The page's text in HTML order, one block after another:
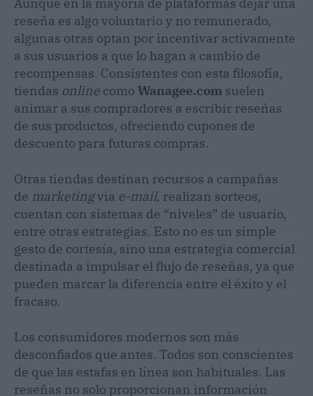
reseña es algo voluntario y no remunerado,
algunas otras optan por incentivar activamente
a sus usuarios a que lo hagan a cambio de
recompensas. Consistentes con esta filosofía,
tiendas online como Wanagee.com suelen
animar a sus compradores a escribir reseñas
de sus productos, ofreciendo cupones de
descuento para futuras compras.
Otras tiendas destinan recursos a campañas
de marketingvía e-mail, realizan sorteos,
cuentan con sistemas de “niveles” de usuario,
entre otras estrategias. Esto no es un simple
gesto de cortesía, sino una estrategia comercial
destinada a impulsar el flujo de reseñas, ya que
pueden marcar la diferencia entre el éxito y el
fracaso.
Los consumidores modernos son más
desconfiados que antes. Todos son conscientes
de que las estafas en línea son habituales. Las
reseñas no solo proporcionan información